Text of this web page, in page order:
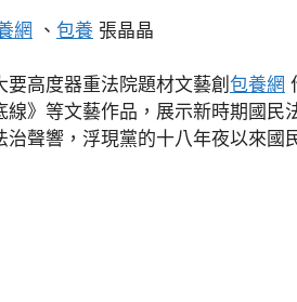
網 、 包養 張晶晶
要高度器重法院題材文藝創 包養網
線》等文藝作品，展示新時期國民
聲響，浮現黨的十八年夜以來國